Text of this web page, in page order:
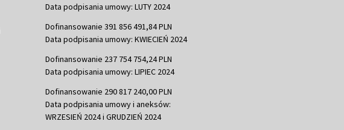
Data podpisania umowy: LUTY 2024
Dofinansowanie 391 856 491,84 PLN
Data podpisania umowy: KWIECIEŃ 2024
Dofinansowanie 237 754 754,24 PLN
Data podpisania umowy: LIPIEC 2024
Dofinansowanie 290 817 240,00 PLN
Data podpisania umowy i aneksów:
WRZESIEŃ 2024 i GRUDZIEŃ 2024